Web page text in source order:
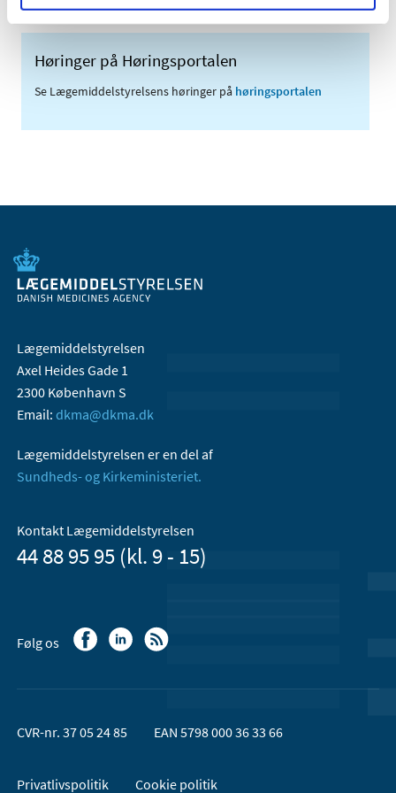
Høringer på Høringsportalen
Se Lægemiddelstyrelsens høringer på høringsportalen
Lægemiddelstyrelsen
Axel Heides Gade 1
2300 København S
Email: dkma@dkma.dk
Lægemiddelstyrelsen er en del af
Sundheds- og Kirkeministeriet.
Kontakt Lægemiddelstyrelsen
44 88 95 95 (kl. 9 - 15)
Følg os
CVR-nr. 37 05 24 85 EAN 5798 000 36 33 66
Privatlivspolitik Cookie politik